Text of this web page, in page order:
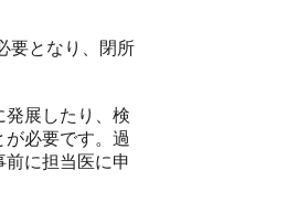
要となり、閉所
発展したり、検
必要です。過
に担当医に申